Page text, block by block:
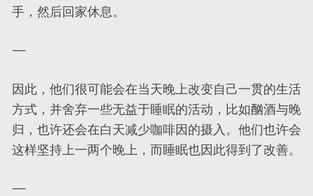
手，然后回家休息。
—
因此，他们很可能会在当天晚上改变自己一贯的生活
方式，并舍弃一些无益于睡眠的活动，比如酗酒与晚
归，也许还会在白天减少咖啡因的摄入。他们也许会
这样坚持上一两个晚上，而睡眠也因此得到了改善。
—